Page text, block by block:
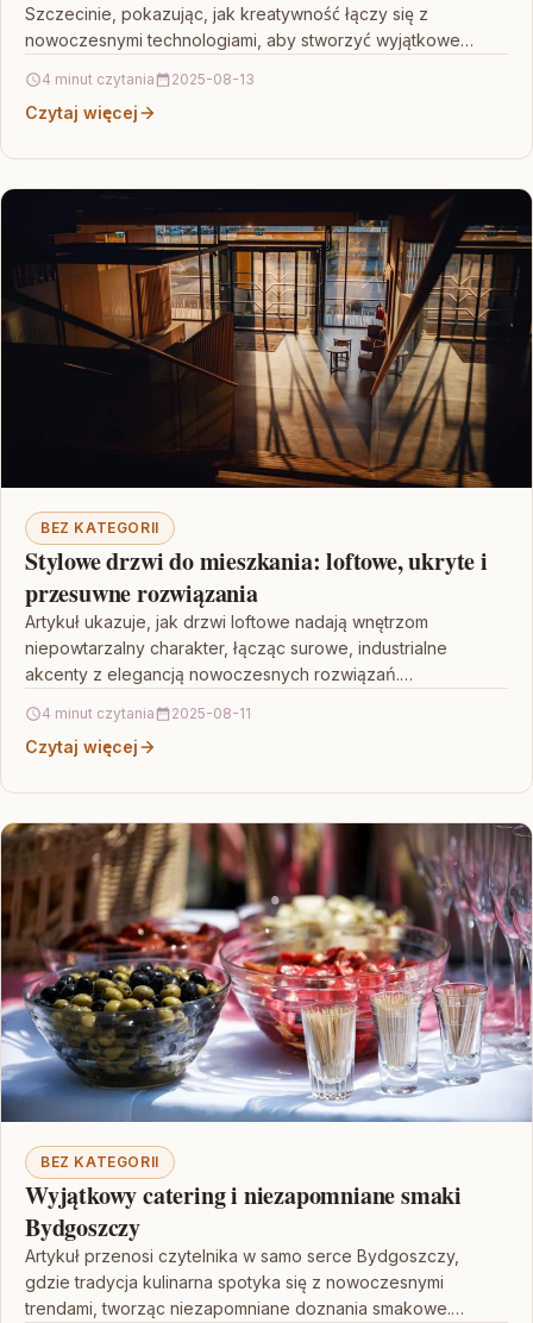
Szczecinie, pokazując, jak kreatywność łączy się z
nowoczesnymi technologiami, aby stworzyć wyjątkowe
4 minut czytania 2025-08-13
Czytaj więcej
BEZ KATEGORII
Stylowe drzwi do mieszkania: loftowe, ukryte i
przesuwne rozwiązania
Artykuł ukazuje, jak drzwi loftowe nadają wnętrzom
niepowtarzalny charakter, łącząc surowe, industrialne
akcenty z elegancją nowoczesnych rozwiązań.
funkcjonalność aranżacji, umożliwiając…
4 minut czytania 2025-08-11
Czytaj więcej
BEZ KATEGORII
Wyjątkowy catering i niezapomniane smaki
Bydgoszczy
Artykuł przenosi czytelnika w samo serce Bydgoszczy,
gdzie tradycja kulinarna spotyka się z nowoczesnymi
trendami, tworząc niezapomniane doznania smakowe.